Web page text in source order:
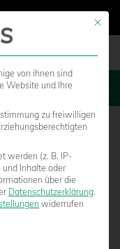
Mit
von ihnen sind
Website und Ihre
zu freiwilligen
werden (z. B. IP-
und Inhalte oder
über die
Datenschutzerklärung.
widerrufen
für die eine